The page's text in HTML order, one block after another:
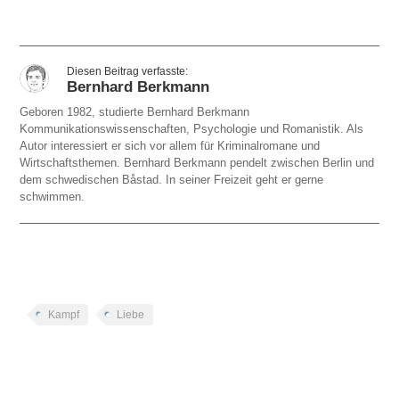
Bernhard Berkmann
Geboren 1982, studierte Bernhard Berkmann
Kommunikationswissenschaften, Psychologie und Romanistik. Als
Autor interessiert er sich vor allem für Kriminalromane und
Wirtschaftsthemen. Bernhard Berkmann pendelt zwischen Berlin und
dem schwedischen Båstad. In seiner Freizeit geht er gerne
schwimmen.
Kampf Liebe